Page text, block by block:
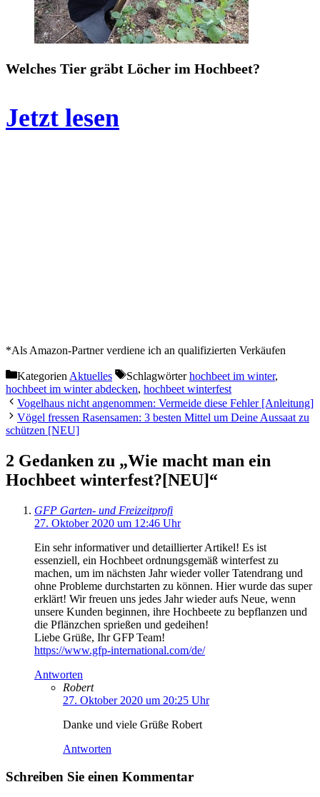
Welches Tier gräbt Löcher im Hochbeet?
Jetzt lesen
*Als Amazon-Partner verdiene ich an qualifizierten Verkäufen
Kategorien Aktuelles Schlagwörterhochbeet im winter,
hochbeet im winter abdecken, hochbeet winterfest
Vogelhaus nicht angenommen: Vermeide diese Fehler [Anleitung]
Vögel fressen Rasensamen: 3 besten Mittel um Deine Aussaat zu
schützen [NEU]
2 Gedanken zu „Wie macht man ein
Hochbeet winterfest?[NEU]“
GFP Garten- und Freizeitprofi
27. Oktober 2020 um 12:46 Uhr
Ein sehr informativer und detaillierter Artikel! Es ist
essenziell, ein Hochbeet ordnungsgemäß winterfest zu
machen, um im nächsten Jahr wieder voller Tatendrang und
ohne Probleme durchstarten zu können. Hier wurde das super
erklärt! Wir freuen uns jedes Jahr wieder aufs Neue, wenn
unsere Kunden beginnen, ihre Hochbeete zu bepflanzen und
die Pflänzchen sprießen und gedeihen!
Liebe Grüße, Ihr GFP Team!
https://www.gfp-international.com/de/
Antworten
Robert
27. Oktober 2020 um 20:25 Uhr
Danke und viele Grüße Robert
Antworten
Schreiben Sie einen Kommentar